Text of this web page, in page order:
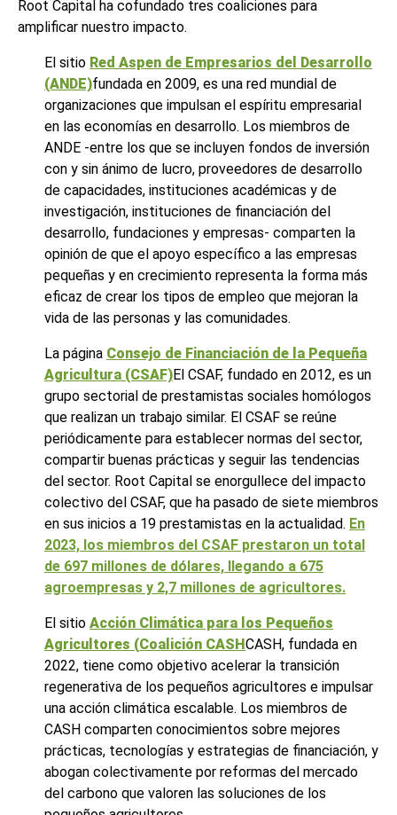
Root Capital ha cofundado tres coaliciones para
amplificar nuestro impacto.
El sitio Red Aspen de Empresarios del Desarrollo
(ANDE)fundada en 2009, es una red mundial de
organizaciones que impulsan el espíritu empresarial
en las economías en desarrollo. Los miembros de
ANDE -entre los que se incluyen fondos de inversión
con y sin ánimo de lucro, proveedores de desarrollo
de capacidades, instituciones académicas y de
investigación, instituciones de financiación del
desarrollo, fundaciones y empresas- comparten la
opinión de que el apoyo específico a las empresas
pequeñas y en crecimiento representa la forma más
eficaz de crear los tipos de empleo que mejoran la
vida de las personas y las comunidades.
La página Consejo de Financiación de la Pequeña
Agricultura (CSAF)El CSAF, fundado en 2012, es un
grupo sectorial de prestamistas sociales homólogos
que realizan un trabajo similar. El CSAF se reúne
periódicamente para establecer normas del sector,
compartir buenas prácticas y seguir las tendencias
del sector. Root Capital se enorgullece del impacto
colectivo del CSAF, que ha pasado de siete miembros
en sus inicios a 19 prestamistas en la actualidad. En
2023, los miembros del CSAF prestaron un total
de 697 millones de dólares, llegando a 675
agroempresas y 2,7 millones de agricultores.
El sitio Acción Climática para los Pequeños
Agricultores (Coalición CASHCASH, fundada en
2022, tiene como objetivo acelerar la transición
regenerativa de los pequeños agricultores e impulsar
una acción climática escalable. Los miembros de
CASH comparten conocimientos sobre mejores
prácticas, tecnologías y estrategias de financiación, y
abogan colectivamente por reformas del mercado
del carbono que valoren las soluciones de los